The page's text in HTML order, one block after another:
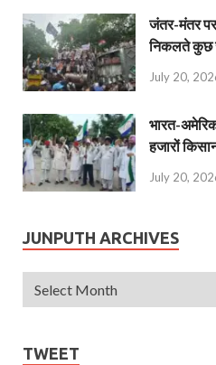
जंतर-मंतर
निकलते कुछ
July 20,
भारत-
हजारों
July 20,
JUNPUTH ARCHIVES
TWEET